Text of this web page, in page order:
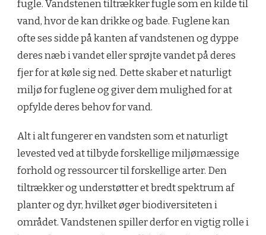
fugle. Vandstenen tiltrækker fugle som en kilde til
vand, hvor de kan drikke og bade. Fuglene kan
ofte ses sidde på kanten af vandstenen og dyppe
deres næb i vandet eller sprøjte vandet på deres
fjer for at køle sig ned. Dette skaber et naturligt
miljø for fuglene og giver dem mulighed for at
opfylde deres behov for vand.
Alt i alt fungerer en vandsten som et naturligt
levested ved at tilbyde forskellige miljømæssige
forhold og ressourcer til forskellige arter. Den
tiltrækker og understøtter et bredt spektrum af
planter og dyr, hvilket øger biodiversiteten i
området. Vandstenen spiller derfor en vigtig rolle i